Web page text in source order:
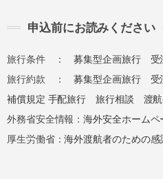
申込前にお読みください
旅行条件 ：募集型企画旅行
受
旅行約款 ：募集型企画旅行 受
補償規定 手配旅行 旅行相談
渡
外務省安全情報：海外安全ホームペ
厚生労働省：海外渡航者のための感